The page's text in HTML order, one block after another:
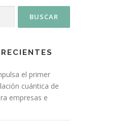
el primer
cuántica de
empresas e